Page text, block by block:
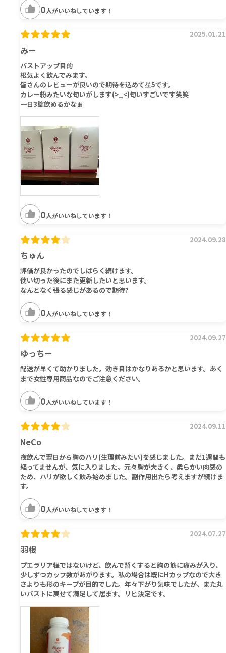
0人がいいねしています！
みー
2025.01.21
バストアップ目的
根気よく飲んでみます。
皆さんのレビューが良いので期待を込めて星5です。
カレー粉みたいな匂いがします(>_<)匂いすごいです笑笑
一日3錠飲めるかなぁ
0人がいいねしています！
ちゅん
2024.09.28
評価が良かったのでしばらく続けます。
使い切った後にまた更新したいと思います。
なんとなく張る感じがあるので期待?️
0人がいいねしています！
ゆっちー
2024.09.27
配送が早くて助かりました。効き目はかなりあるかと思います。あく
まで女性専用商品なのでご注意ください。
0人がいいねしています！
NeCo
2024.09.11
夜飲んで翌日から胸のハリ(生理前みたい)を感じました。まだ1週間も
経ってませんが、気に入りました。元々胸が大きく、柔らかい肉感の
ため、ハリが欲しく飲み始めました。副作用出たら考えますが続けま
す。
0人がいいねしています！
羽根
2024.07.27
プエラリア程ではないけど、飲んで暫くすると胸の筋に痛みが入り、
少しずつカップ数があがります。私の場合は既にHカップなので大き
さよりも形のキープが目的でした。年々下がり気味でしたが、また丸
いバストに戻せて満足して居ます。リピ決定です。